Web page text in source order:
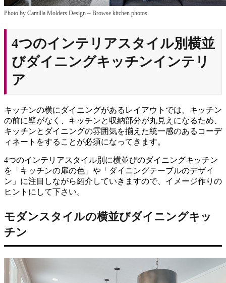
Photo by Camilla Molders Design – Browse kitchen photos
4つのインテリアスタイル別横並
びダイニングキッチンインテリ
ア
キッチンの横にダイニングがあるレイアウトでは、キッチン
の前に壁がなく、キッチンと収納部分が丸見えになるため、
キッチンとダイニングの雰囲気を揃えた統一感のあるコーデ
ィネートをすることが必須になってきます。
4つのインテリアスタイル別に横並びのダイニングキッチン
を「キッチンの扉の色」や「ダイニングテーブルのデザイ
ン」に注目しながら紹介していきますので、イメージ作りの
ヒントにして下さい。
モダンスタイルの横並びダイニングキッ
チン